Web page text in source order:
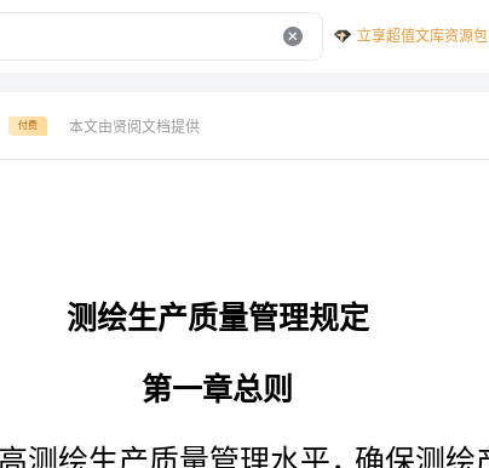
立享超值文库资源包
付费 本文由贤阅文档提供